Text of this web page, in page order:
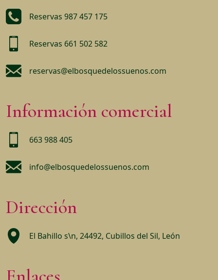
Reservas 987 457 175
Reservas 661 502 582
reservas@elbosquedelossuenos.com
Información comercial
663 988 405
info@elbosquedelossuenos.com
Dirección
El Bahillo s\n, 24492, Cubillos del Sil, León